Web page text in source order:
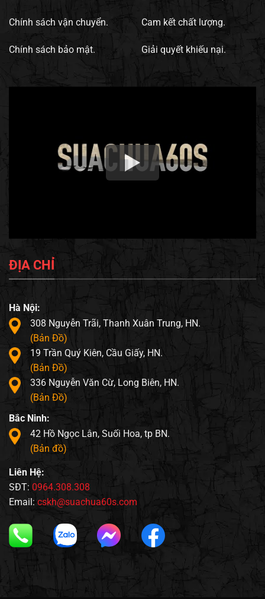
Chính sách vận chuyển.
Chính sách bảo mật.
Cam kết chất lượng.
Giải quyết khiếu nại.
ĐỊA CHỈ
Hà Nội:
308 Nguyễn Trãi, Thanh Xuân Trung, HN.
(Bản Đồ)
19 Trần Quý Kiên, Cầu Giấy, HN.
(Bản Đồ)
336 Nguyễn Văn Cừ, Long Biên, HN.
(Bản Đồ)
Bắc Ninh:
42 Hồ Ngọc Lân, Suối Hoa, tp BN.
(Bản đồ)
Liên Hệ:
SĐT: 0964.308.308
Email: cskh@suachua60s.com